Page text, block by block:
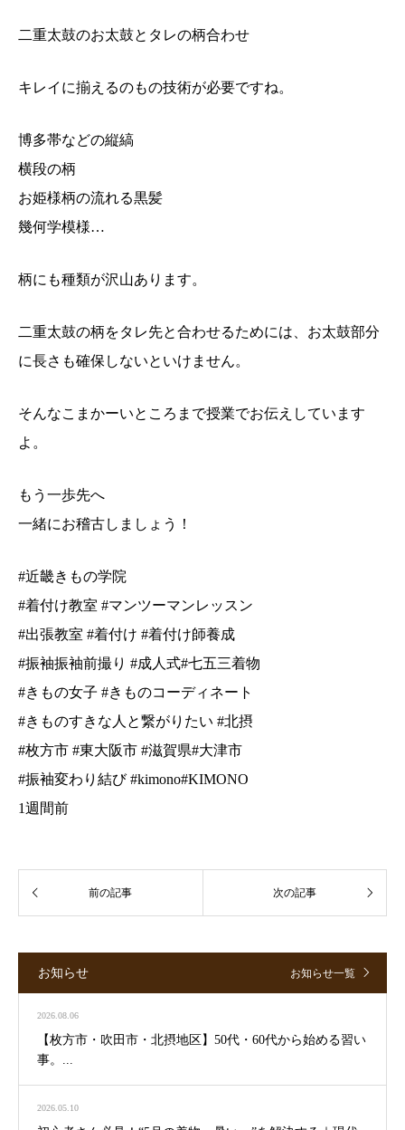
二重太鼓のお太鼓とタレの柄合わせ
キレイに揃えるのもの技術が必要ですね。
博多帯などの縦縞
横段の柄
お姫様柄の流れる黒髪
幾何学模様…
柄にも種類が沢山あります。
二重太鼓の柄をタレ先と合わせるためには、お太鼓部分
に長さも確保しないといけません。
そんなこまかーいところまで授業でお伝えしています
よ。
もう一歩先へ
一緒にお稽古しましょう！
#近畿きもの学院
#着付け教室 #マンツーマンレッスン
#出張教室 #着付け #着付け師養成
#振袖振袖前撮り #成人式#七五三着物
#きもの女子 #きものコーディネート
#きものすきな人と繋がりたい #北摂
#枚方市 #東大阪市 #滋賀県#大津市
#振袖変わり結び #kimono#KIMONO
1週間前
お知らせ お知らせ一覧
2026.08.06
【枚方市・吹田市・北摂地区】50代・60代から始める習い
事。...
2026.05.10